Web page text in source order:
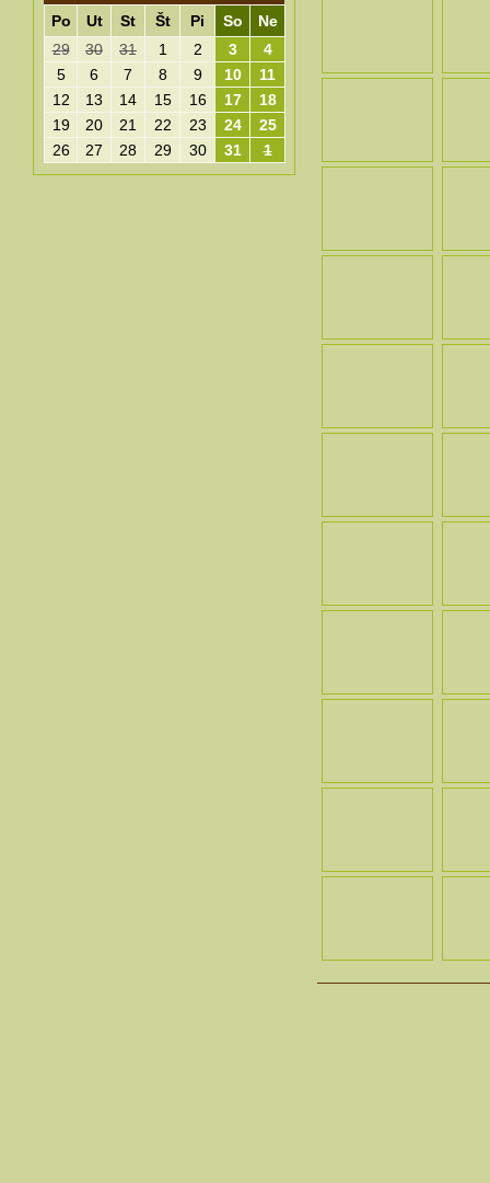
Po
Ut St Št Pi So
Ne
29
30 31 1 2 3
4
5
6 7 8 9 10
11
12
13 14 15 16 17
18
19
20 21 22 23 24
25
26
27 28 29 30 31 1